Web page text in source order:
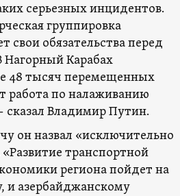
серьезных инцидентов.
группировка
свои обязательства перед
Нагорный Карабах
48 тысяч перемещенных
работа по налаживанию
Владимир Путин.
он назвал «исключительно
транспортной
региона пойдет на
и азербайджанскому